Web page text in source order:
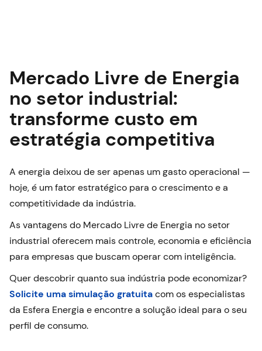
Mercado Livre de Energia
no setor industrial:
transforme custo em
estratégia competitiva
A energia deixou de ser apenas um gasto operacional —
hoje, é um fator estratégico para o crescimento e a
competitividade da indústria.
As vantagens do Mercado Livre de Energia no setor
industrial oferecem mais controle, economia e eficiência
para empresas que buscam operar com inteligência.
Quer descobrir quanto sua indústria pode economizar?
Solicite uma simulação gratuitacom os especialistas
da Esfera Energia e encontre a solução ideal para o seu
perfil de consumo.